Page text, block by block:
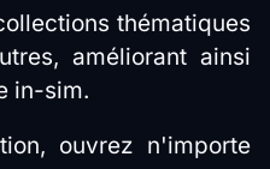
thématiques
améliorant ainsi
in-sim.
ouvrez n'importe